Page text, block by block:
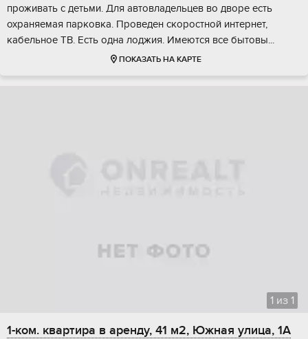
проживать с детьми. Для автовладельцев во дворе есть
охраняемая парковка. Проведен скоростной интернет,
кабельное ТВ. Есть одна лоджия. Имеются все бытовы...
ПОКАЗАТЬ НА КАРТЕ
1 из 1
1-ком. квартира в аренду, 41 м2, Южная улица, 1А